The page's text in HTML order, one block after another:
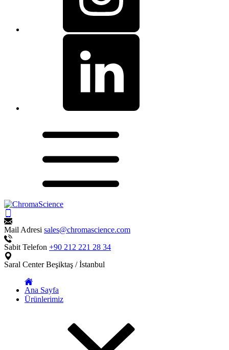
Mail Adresi sales@chromascience.com
Sabit Telefon +90 212 221 28 34
Saral CenterBeşiktaş / İstanbul
Ana Sayfa
Ürünlerimiz